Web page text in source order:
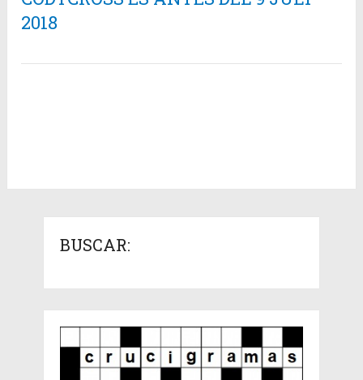
2018
BUSCAR: